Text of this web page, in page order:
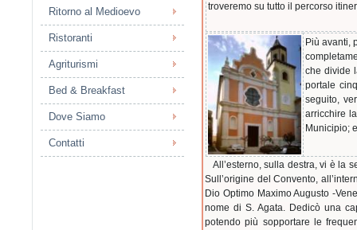
Ritorno al Medioevo
Ristoranti
Agriturismi
Bed & Breakfast
Dove Siamo
Contatti
troveremo su tutto il percorso
Più avanti,
che divide
portale
seguito,
arricchire
Municipio;
All’esterno, sulla destra, vi è la
Sull’origine del Convento,
Dio Optimo Maximo Augusto -
nome di S. Agata. Dedicò una
potendo più sopportare le